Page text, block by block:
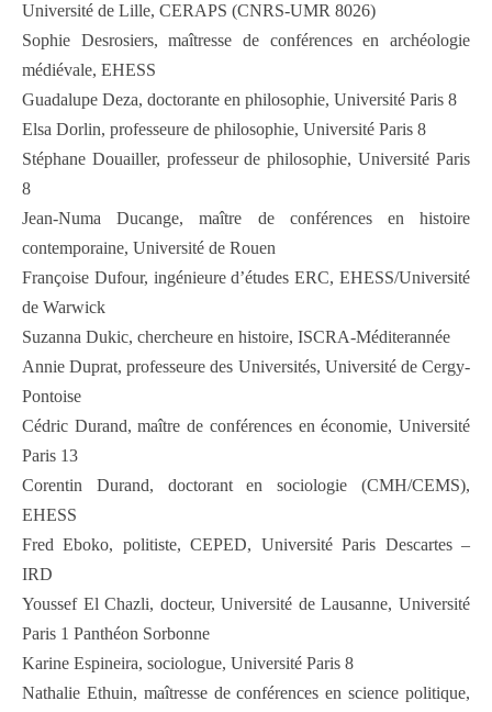
Université de Lille, CERAPS (CNRS-UMR 8026)
Sophie Desrosiers, maîtresse de conférences en archéologie
médiévale, EHESS
Guadalupe Deza, doctorante en philosophie, Université Paris 8
Elsa Dorlin, professeure de philosophie, Université Paris 8
Stéphane Douailler, professeur de philosophie, Université Paris
8
Jean-Numa Ducange, maître de conférences en histoire
contemporaine, Université de Rouen
Françoise Dufour, ingénieure d’études ERC, EHESS/Université
de Warwick
Suzanna Dukic, chercheure en histoire, ISCRA-Méditerannée
Annie Duprat, professeure des Universités, Université de Cergy-
Pontoise
Cédric Durand, maître de conférences en économie, Université
Paris 13
Corentin Durand, doctorant en sociologie (CMH/CEMS),
EHESS
Fred Eboko, politiste, CEPED, Université Paris Descartes –
IRD
Youssef El Chazli, docteur, Université de Lausanne, Université
Paris 1 Panthéon Sorbonne
Karine Espineira, sociologue, Université Paris 8
Nathalie Ethuin, maîtresse de conférences en science politique,